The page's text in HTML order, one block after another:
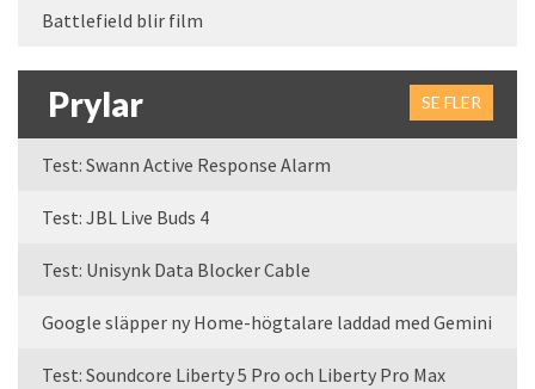
Battlefield blir film
Prylar SE FLER
Test: Swann Active Response Alarm
Test: JBL Live Buds 4
Test: Unisynk Data Blocker Cable
Google släpper ny Home-högtalare laddad med Gemini
Test: Soundcore Liberty 5 Pro och Liberty Pro Max